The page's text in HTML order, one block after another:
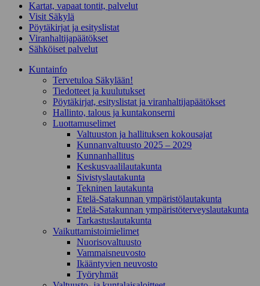
Kartat, vapaat tontit, palvelut
Visit Säkylä
Pöytäkirjat ja esityslistat
Viranhaltijapäätökset
Sähköiset palvelut
Kunta­info
Tervetuloa Säkylään!
Tiedotteet ja kuulutukset
Pöytäkirjat, esityslistat ja viranhaltijapäätökset
Hallinto, talous ja kuntakonserni
Luottamuselimet
Valtuuston ja hallituksen kokousajat
Kunnanvaltuusto 2025 – 2029
Kunnanhallitus
Keskusvaalilautakunta
Sivistyslautakunta
Tekninen lautakunta
Etelä-Satakunnan ympäristölautakunta
Etelä-Satakunnan ympäristöterveyslautakunta
Tarkastuslautakunta
Vaikuttamistoimielimet
Nuorisovaltuusto
Vammaisneuvosto
Ikääntyvien neuvosto
Työryhmät